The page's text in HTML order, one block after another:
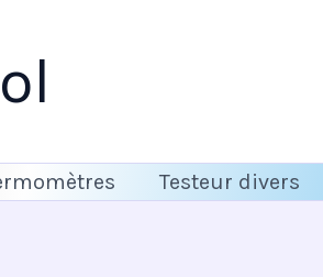
Testeur divers